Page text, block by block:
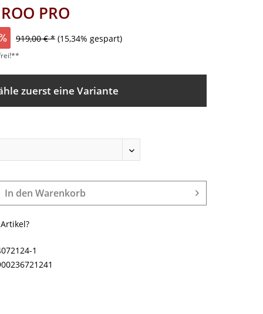
PRO
919,00 € * (15,34% gespart)
zuerst eine Variante
In den Warenkorb
1